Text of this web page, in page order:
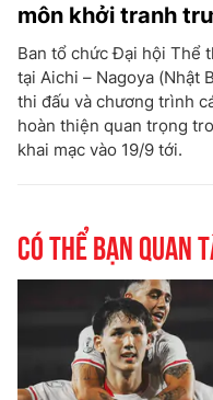
môn khởi tranh
Ban tổ chức Đại hội Thể
tại Aichi – Nagoya (Nhật
thi đấu và chương trình
hoàn thiện quan trọng
khai mạc vào 19/9 tới.
Có thể bạn quan